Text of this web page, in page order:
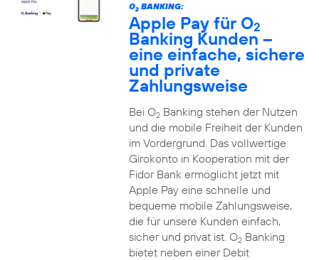
O2BANKING:
Apple Pay für O2
Banking Kunden –
eine einfache, sichere
und private
Zahlungsweise
Bei O2Banking stehen der Nutzen
und die mobile Freiheit der Kunden
im Vordergrund. Das vollwertige
Girokonto in Kooperation mit der
Fidor Bank ermöglicht jetzt mit
Apple Pay eine schnelle und
bequeme mobile Zahlungsweise,
die für unsere Kunden einfach,
sicher und privat ist. O2Banking
bietet neben einer Debit